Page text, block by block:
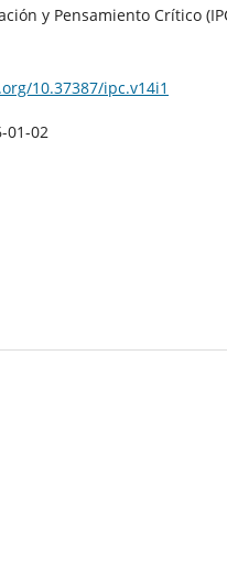
y Pensamiento Crítico
10.37387/ipc.v14i1
01-02